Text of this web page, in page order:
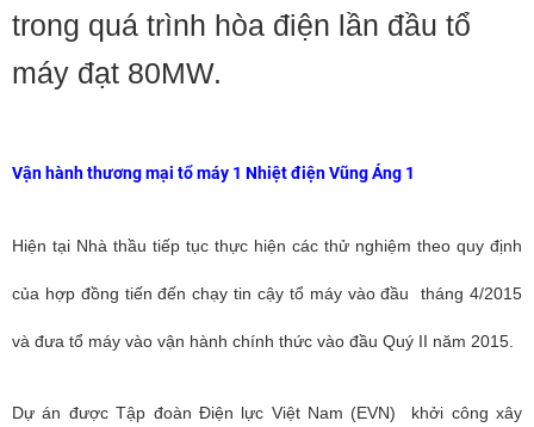
trong quá trình hòa điện lần đầu tổ
máy đạt 80MW.
Vận hành thương mại tổ máy 1 Nhiệt điện Vũng Áng 1
Hiện tại Nhà thầu tiếp tục thực hiện các thử nghiệm theo quy định
của hợp đồng tiến đến chạy tin cậy tổ máy vào đầu tháng 4/2015
và đưa tổ máy vào vận hành chính thức vào đầu Quý II năm 2015.
Dự án được Tập đoàn Điện lực Việt Nam (EVN) khởi công xây